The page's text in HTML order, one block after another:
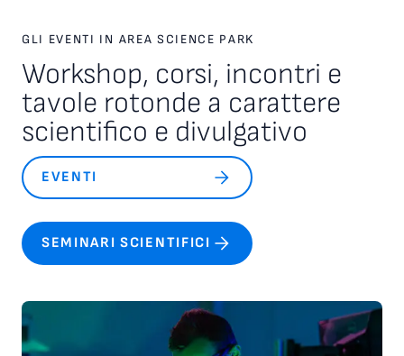
GLI EVENTI IN AREA SCIENCE PARK
Workshop, corsi, incontri e
tavole rotonde a carattere
scientifico e divulgativo
EVENTI
SEMINARI SCIENTIFICI